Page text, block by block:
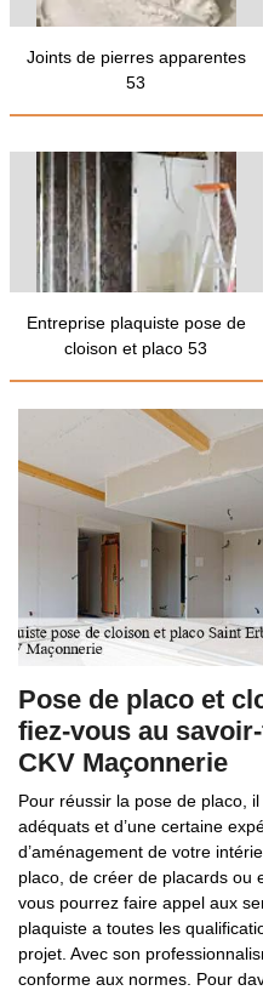
Joints de pierres apparentes
53
Entreprise plaquiste pose de
cloison et placo 53
Pose de placo et
fiez-vous au
CKV Maçonnerie
Pour réussir la pose de placo,
adéquats et d’une certaine
d’aménagement de votre
placo, de créer de placards ou
vous pourrez faire appel aux
plaquiste a toutes les
projet. Avec son
conforme aux normes. Pour